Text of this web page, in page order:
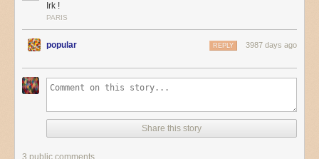
Irk !
PARIS
popular 3987 days ago
REPLY
Share this story
3 public comments